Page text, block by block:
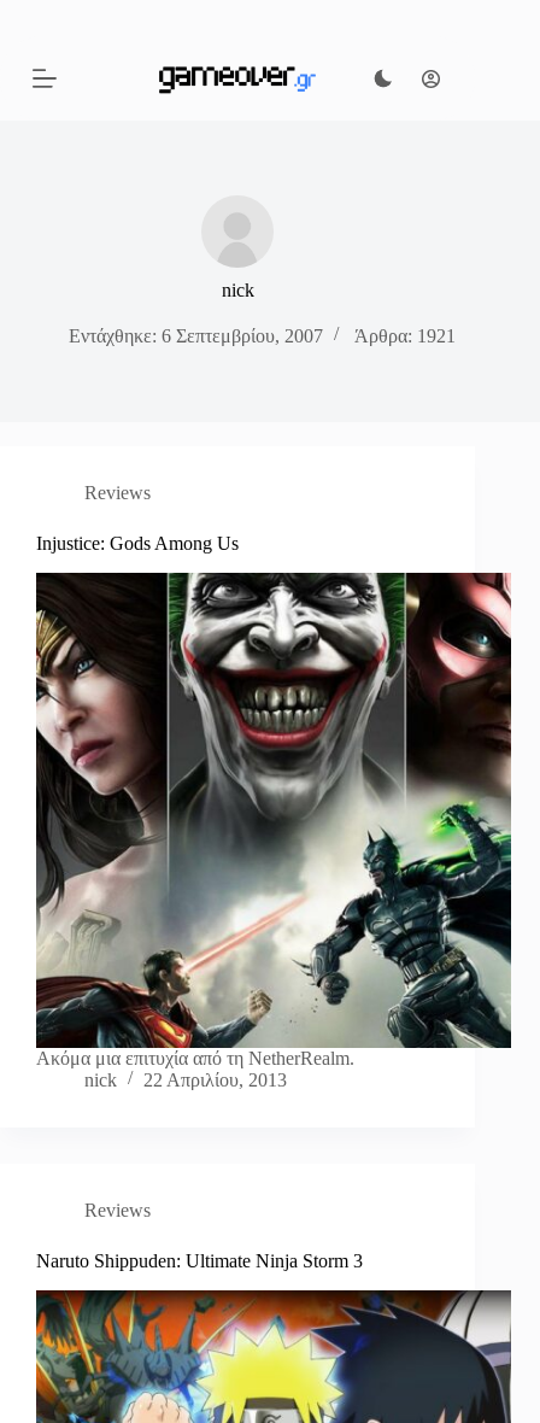
nick
Εντάχθηκε: 6 Σεπτεμβρίου, 2007 Άρθρα: 1921
Reviews
Injustice: Gods Among Us
Ακόμα μια επιτυχία από τη NetherRealm.
nick
22 Απριλίου, 2013
Reviews
Naruto Shippuden: Ultimate Ninja Storm 3